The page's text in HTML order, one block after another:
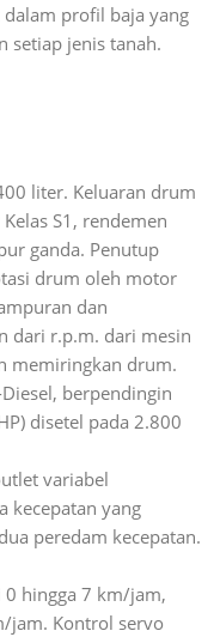
profil baja yang
setiap jenis tanah.
liter. Keluaran drum
S1, rendemen
ganda. Penutup
drum oleh motor
dan
dari r.p.m. dari mesin
memiringkan drum.
berpendingin
disetel pada 2.800
variabel
kecepatan yang
peredam kecepatan.
0 hingga 7 km/jam,
jam. Kontrol servo